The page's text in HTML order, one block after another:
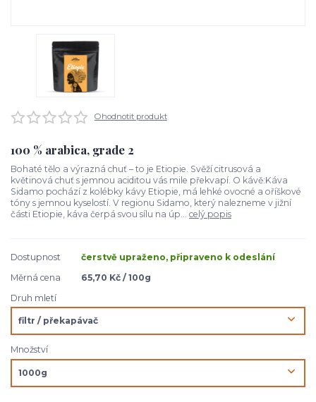
Ohodnotit produkt
100 % arabica, grade 2
Bohaté tělo a výrazná chuť – to je Etiopie. Svěží citrusová a
květinová chuť s jemnou aciditou vás mile překvapí. O kávě:Káva
Sidamo pochází z kolébky kávy Etiopie, má lehké ovocné a oříškové
tóny s jemnou kyselostí. V regionu Sidamo, který nalezneme v jižní
části Etiopie, káva čerpá svou sílu na úp... celý popis
Dostupnost
čerstvě upraženo, připraveno k odeslání
Měrná cena
65,70 Kč / 100g
Druh mletí
Množství